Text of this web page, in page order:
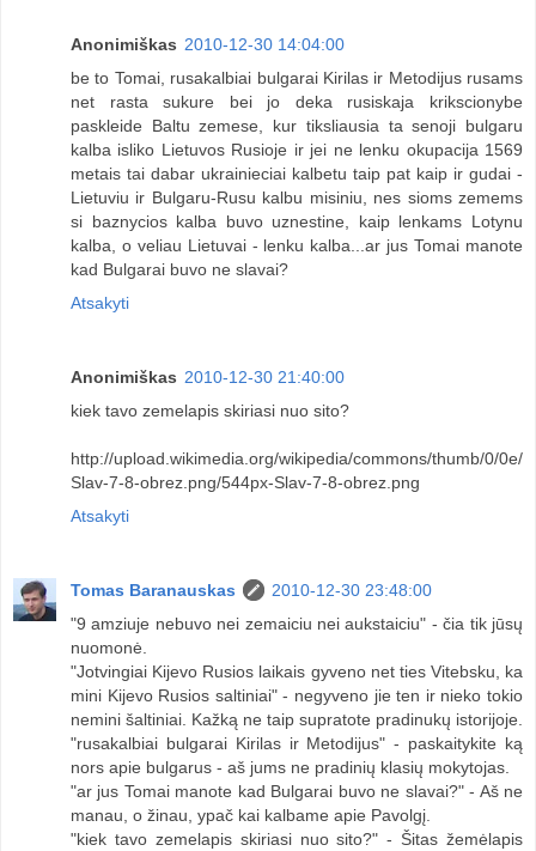
Anonimiškas 2010-12-30 14:04:00
be to Tomai, rusakalbiai bulgarai Kirilas ir Metodijus rusams
net rasta sukure bei jo deka rusiskaja krikscionybe
paskleide Baltu zemese, kur tiksliausia ta senoji bulgaru
kalba isliko Lietuvos Rusioje ir jei ne lenku okupacija 1569
metais tai dabar ukrainieciai kalbetu taip pat kaip ir gudai -
Lietuviu ir Bulgaru-Rusu kalbu misiniu, nes sioms zemems
si baznycios kalba buvo uznestine, kaip lenkams Lotynu
kalba, o veliau Lietuvai - lenku kalba...ar jus Tomai manote
kad Bulgarai buvo ne slavai?
Atsakyti
Anonimiškas 2010-12-30 21:40:00
kiek tavo zemelapis skiriasi nuo sito?
http://upload.wikimedia.org/wikipedia/commons/thumb/0/0e/
Slav-7-8-obrez.png/544px-Slav-7-8-obrez.png
Atsakyti
Tomas Baranauskas
2010-12-30 23:48:00
"9 amziuje nebuvo nei zemaiciu nei aukstaiciu" - čia tik jūsų
nuomonė.
"Jotvingiai Kijevo Rusios laikais gyveno net ties Vitebsku, ka
mini Kijevo Rusios saltiniai" - negyveno jie ten ir nieko tokio
nemini šaltiniai. Kažką ne taip supratote pradinukų istorijoje.
"rusakalbiai bulgarai Kirilas ir Metodijus" - paskaitykite ką
nors apie bulgarus - aš jums ne pradinių klasių mokytojas.
"ar jus Tomai manote kad Bulgarai buvo ne slavai?" - Aš ne
manau, o žinau, ypač kai kalbame apie Pavolgį.
"kiek tavo zemelapis skiriasi nuo sito?" - Šitas žemėlapis